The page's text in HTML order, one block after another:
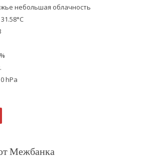
небольшая облачность
31.58°C
hPa
Межбанка